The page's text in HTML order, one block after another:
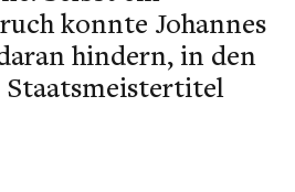
konnte Johannes
hindern, in den
Staatsmeistertitel